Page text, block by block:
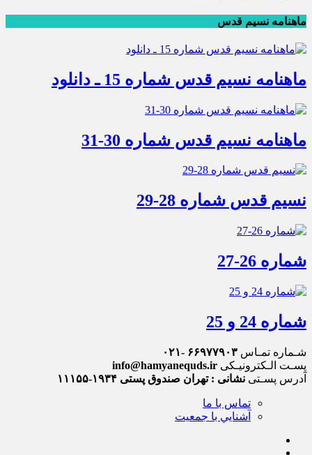
ماهنامه نسیم قدس
ماهنامه نسیم قدس شماره 15 ـ دانلود
ماهنامه نسیم قدس شماره 30-31
نسیم قدس شماره 28-29
شماره 26-27
شماره 24 و 25
شـماره تمـاس ۶۶۹۷۷۹۰۳ -۰۲۱
پسـت الـکترونیـکی info@hamyanequds.ir
آدرس پسـتی نشانی : تهران صندوق پستی ۱۹۳۴-۱۱۱۵۵
تماس با ما
آشنايي با جمعيت